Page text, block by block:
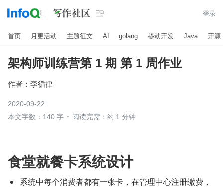
 登录
首页 月更活动 主题征文 AI golang 移动开发 Java 开源
架构师训练营第 1 期 第 1 周作业
作者： 李循律
2020-09-22
本文字数：140 字
阅读完需：约 1 分钟
食堂就餐卡系统设计
系统中每个消费者都有一张卡，在管理中心注册缴费，